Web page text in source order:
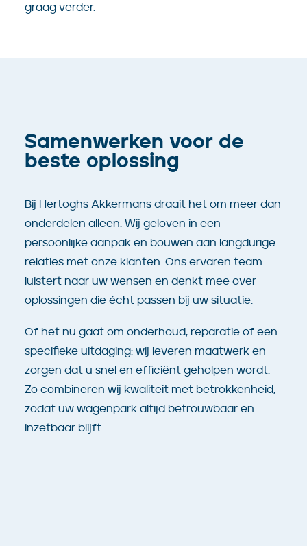
graag verder.
Samenwerken voor de
beste oplossing
Bij Hertoghs Akkermans draait het om meer dan
onderdelen alleen. Wij geloven in een
persoonlijke aanpak en bouwen aan langdurige
relaties met onze klanten. Ons ervaren team
luistert naar uw wensen en denkt mee over
oplossingen die écht passen bij uw situatie.
Of het nu gaat om onderhoud, reparatie of een
specifieke uitdaging: wij leveren maatwerk en
zorgen dat u snel en efficiënt geholpen wordt.
Zo combineren wij kwaliteit met betrokkenheid,
zodat uw wagenpark altijd betrouwbaar en
inzetbaar blijft.